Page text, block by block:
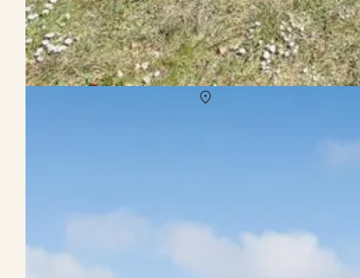
Sommerhus på Djursland i uge 29
Oplev hyggelige stunder og skønne naturoplevelser med en